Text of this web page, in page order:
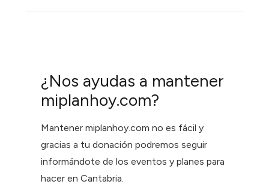
¿Nos ayudas a mantener
miplanhoy.com?
Mantener miplanhoy.com no es fácil y
gracias a tu donación podremos seguir
informándote de los eventos y planes para
hacer en Cantabria.